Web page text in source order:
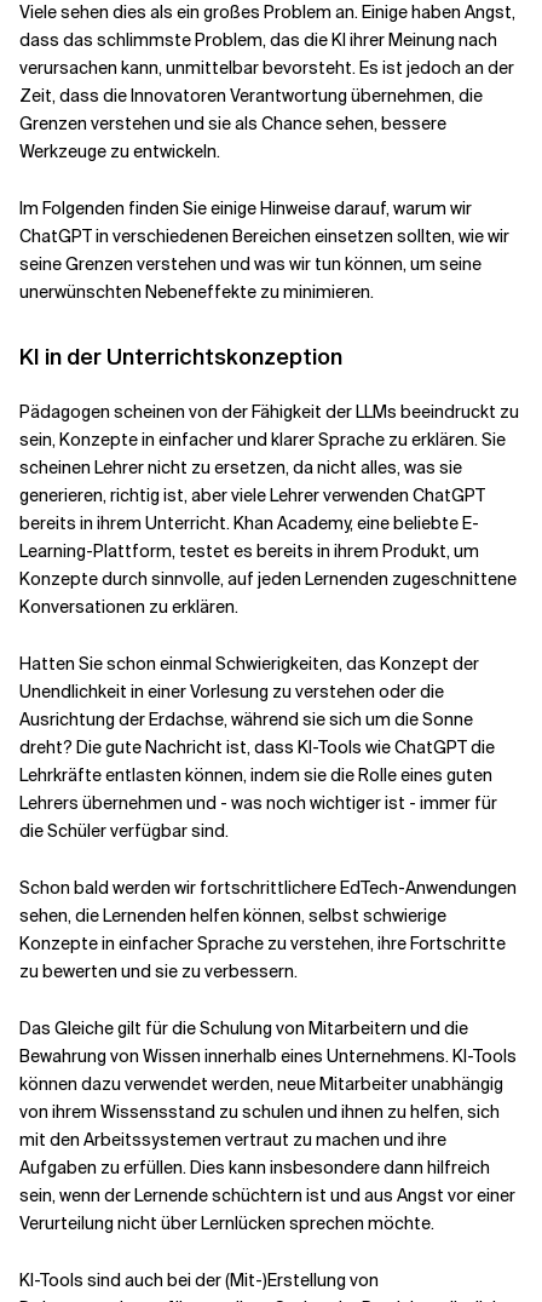
Viele sehen dies als ein großes Problem an. Einige haben Angst,
dass das schlimmste Problem, das die KI ihrer Meinung nach
verursachen kann, unmittelbar bevorsteht. Es ist jedoch an der
Zeit, dass die Innovatoren Verantwortung übernehmen, die
Grenzen verstehen und sie als Chance sehen, bessere
Werkzeuge zu entwickeln.
Im Folgenden finden Sie einige Hinweise darauf, warum wir
ChatGPT in verschiedenen Bereichen einsetzen sollten, wie wir
seine Grenzen verstehen und was wir tun können, um seine
unerwünschten Nebeneffekte zu minimieren.
KI in der Unterrichtskonzeption
Pädagogen scheinen von der Fähigkeit der LLMs beeindruckt zu
sein, Konzepte in einfacher und klarer Sprache zu erklären. Sie
scheinen Lehrer nicht zu ersetzen, da nicht alles, was sie
generieren, richtig ist, aber viele Lehrer verwenden ChatGPT
bereits in ihrem Unterricht. Khan Academy, eine beliebte E-
Learning-Plattform, testet es bereits in ihrem Produkt, um
Konzepte durch sinnvolle, auf jeden Lernenden zugeschnittene
Konversationen zu erklären.
Hatten Sie schon einmal Schwierigkeiten, das Konzept der
Unendlichkeit in einer Vorlesung zu verstehen oder die
Ausrichtung der Erdachse, während sie sich um die Sonne
dreht? Die gute Nachricht ist, dass KI-Tools wie ChatGPT die
Lehrkräfte entlasten können, indem sie die Rolle eines guten
Lehrers übernehmen und - was noch wichtiger ist - immer für
die Schüler verfügbar sind.
Schon bald werden wir fortschrittlichere EdTech-Anwendungen
sehen, die Lernenden helfen können, selbst schwierige
Konzepte in einfacher Sprache zu verstehen, ihre Fortschritte
zu bewerten und sie zu verbessern.
Das Gleiche gilt für die Schulung von Mitarbeitern und die
Bewahrung von Wissen innerhalb eines Unternehmens. KI-Tools
können dazu verwendet werden, neue Mitarbeiter unabhängig
von ihrem Wissensstand zu schulen und ihnen zu helfen, sich
mit den Arbeitssystemen vertraut zu machen und ihre
Aufgaben zu erfüllen. Dies kann insbesondere dann hilfreich
sein, wenn der Lernende schüchtern ist und aus Angst vor einer
Verurteilung nicht über Lernlücken sprechen möchte.
KI-Tools sind auch bei der (Mit-)Erstellung von